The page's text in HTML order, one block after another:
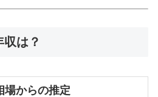
は？
場からの推定